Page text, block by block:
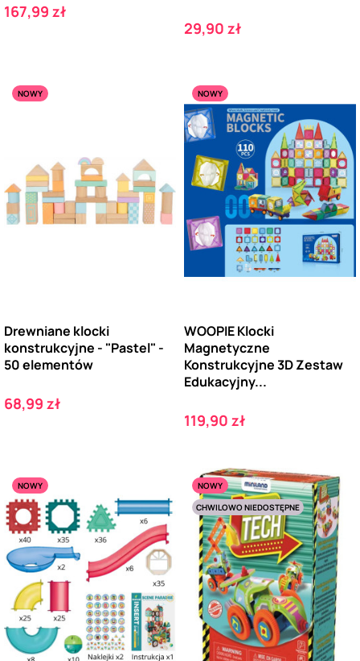
Cena
167,99 zł
Cena
29,90 zł
NOWY
Drewniane klocki
konstrukcyjne - "Pastel" -
50 elementów
Cena
68,99 zł
NOWY
WOOPIE Klocki
Magnetyczne
Konstrukcyjne 3D Zestaw
Edukacyjny...
Cena
119,90 zł
NOWY
NOWY
CHWILOWO NIEDOSTĘPNE